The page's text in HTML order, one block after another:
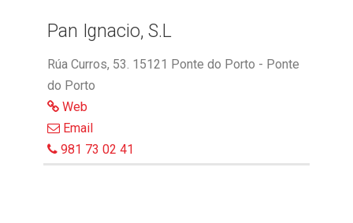
Pan Ignacio, S.L
Rúa Curros, 53. 15121 Ponte do Porto - Ponte
do Porto
Web
Email
981 73 02 41